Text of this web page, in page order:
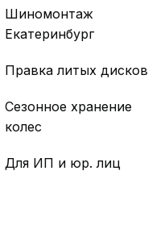
Шиномонтаж
Екатеринбург
Правка литых дисков
Сезонное хранение
колес
Для ИП и юр. лиц